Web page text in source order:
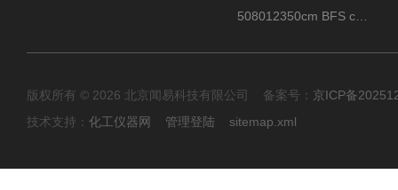
版权所有 © 2026 北京闻易科技有限公司 备案号： 京ICP备
技术支持： 化工仪器网 管理登陆 sitemap.xml